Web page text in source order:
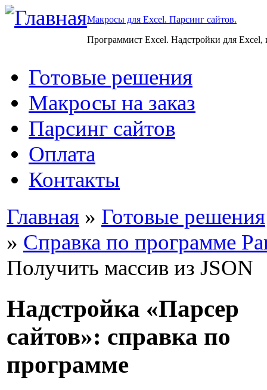
Макросы для Excel. Парсинг сайтов.
Программист Excel. Надстройки для Excel,
Готовые решения
Макросы на заказ
Парсинг сайтов
Оплата
Контакты
Главная » Готовые решения
» Справка по программе
Получить массив из JSON
Надстройка «Парсер
сайтов»: справка по
программе